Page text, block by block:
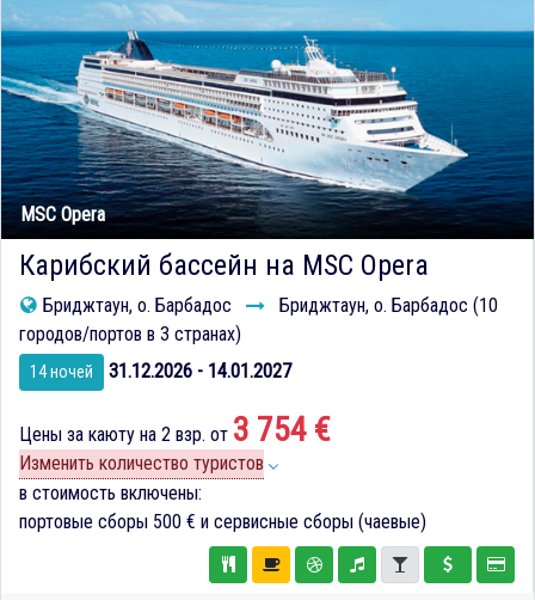
MSC Opera
Карибский бассейн на MSC Opera
Бриджтаун, о. Барбадос
Бриджтаун, о. Барбадос (10
городов/портов в 3 странах)
14 ночей 31.12.2026 - 14.01.2027
Цены за каюту на 2 взр. от 3 754 €
Изменить количество туристов
в стоимость включены:
портовые сборы 500 € и сервисные сборы (чаевые)